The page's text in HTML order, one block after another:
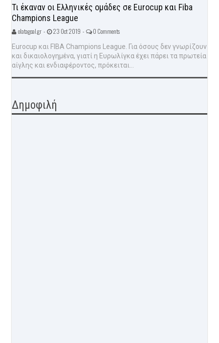
Τι έκαναν οι Ελληνικές ομάδες σε Eurocup και Fiba
Champions League
olatagoal.gr - 23 Oct 2019 - 0 Comments
Eurocup και FIBA Champions League. Για όσους δεν γνωρίζουν
και δικαιολογημένα, γιατί η Ευρωλίγκα έχει πάρει τα πρωτεία
αίγλης και ενδιαφέροντος, πρόκειται...
Δημοφιλή